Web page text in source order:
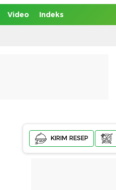
Video Indeks
KIRIM RESEP